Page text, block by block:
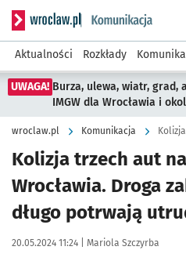
Serwis informacyjny
Aktualności Rozkłady
UWAGA! Burza, ulewa, wiatr, grad,
IMGW dla Wrocławia i
wroclaw.pl Komunikacja
Kolizja trzech aut
Wrocławia. Droga
długo potrwają
Data publikacji:
20.05.2024 11:24 | Autor:
Mariola Szczyrba